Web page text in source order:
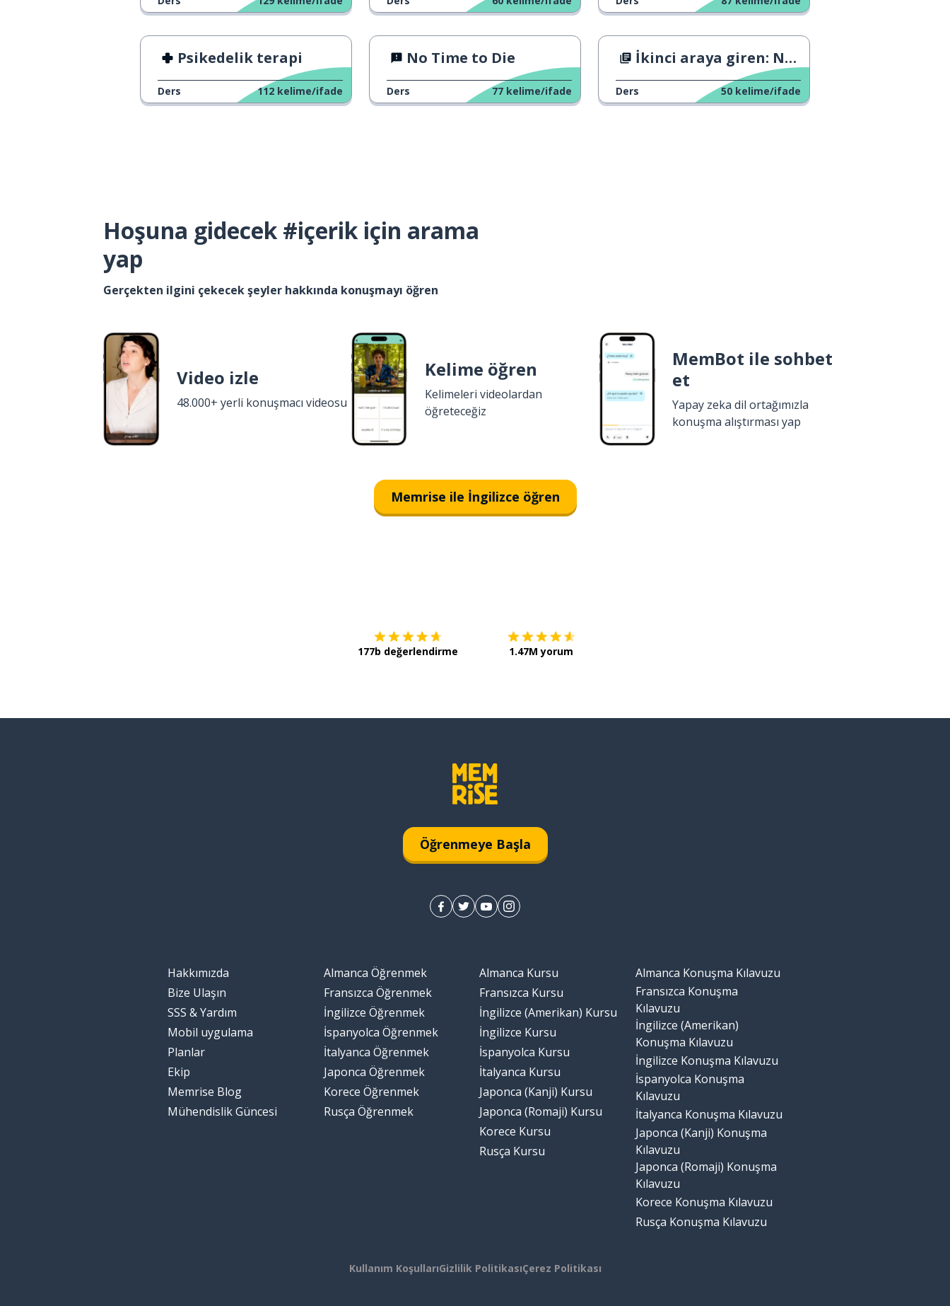
Psikedelik terapi
Ders 112 kelime/ifade
No Time to Die
Ders 77 kelime/ifade
İkinci araya giren: Ne anlama geliyor?
Ders 50 kelime/ifade
Hoşuna gidecek #içerik için arama
yap
Gerçekten ilgini çekecek şeyler hakkında konuşmayı öğren
Video izle
48.000+ yerli konuşmacı videosu
Kelime öğren
Kelimeleri videolardan
öğreteceğiz
MemBot ile sohbet
et
Yapay zeka dil ortağımızla
konuşma alıştırması yap
Memrise ile İngilizce öğren
177b değerlendirme 1.47M yorum
Öğrenmeye Başla
Hakkımızda
Bize Ulaşın
SSS & Yardım
Mobil uygulama
Planlar
Ekip
Memrise Blog
Mühendislik Güncesi
Almanca Öğrenmek
Fransızca Öğrenmek
İngilizce Öğrenmek
İspanyolca Öğrenmek
İtalyanca Öğrenmek
Japonca Öğrenmek
Korece Öğrenmek
Rusça Öğrenmek
Almanca Kursu
Fransızca Kursu
İngilizce (Amerikan) Kursu
İngilizce Kursu
İspanyolca Kursu
İtalyanca Kursu
Japonca (Kanji) Kursu
Japonca (Romaji) Kursu
Korece Kursu
Rusça Kursu
Almanca Konuşma Kılavuzu
Fransızca Konuşma
Kılavuzu
İngilizce (Amerikan)
Konuşma Kılavuzu
İngilizce Konuşma Kılavuzu
İspanyolca Konuşma
Kılavuzu
İtalyanca Konuşma Kılavuzu
Japonca (Kanji) Konuşma
Kılavuzu
Japonca (Romaji) Konuşma
Kılavuzu
Korece Konuşma Kılavuzu
Rusça Konuşma Kılavuzu
Kullanım KoşullarıGizlilik PolitikasıÇerez Politikası